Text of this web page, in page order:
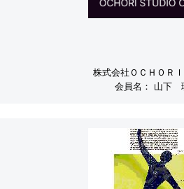
株式会社ＯＣＨＯＲ
会員名：
山下